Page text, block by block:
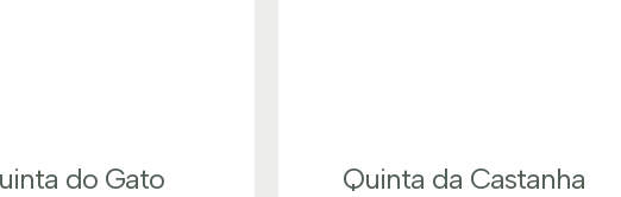
do Gato Quinta da Castanha